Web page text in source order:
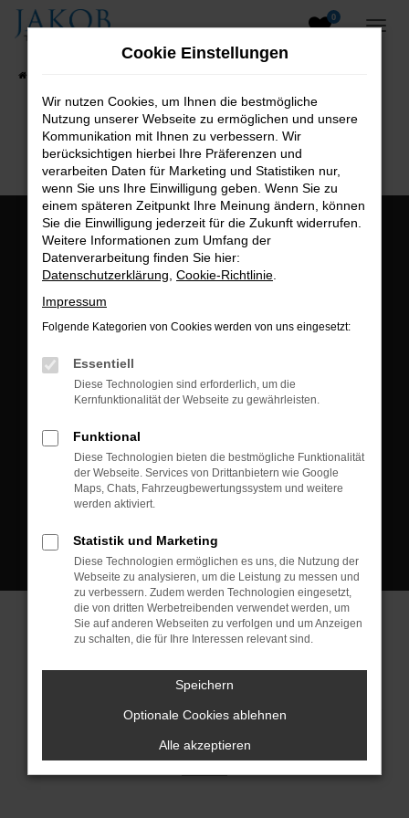
Zum
0
B2B-Shop
Öffnungszeiten:
Montag bis Freitag:
Postadresse:
Kontakt:
Tel.: +49 3745 760 90 20
Fax: +49 3745 760 90 21
Mail: fj@jakob-trading.com
Cookie Einstellungen
© 2026 Jakob Trading GmbH | Neustädter Straße 1 | DE-08223
Neustadt/Vogtland | fj@jakob-trading.com | Webdesign by audaris.de
Cookie Einstellungen
Wir nutzen Cookies, um Ihnen die bestmögliche
Nutzung unserer Webseite zu ermöglichen und unsere
Kommunikation mit Ihnen zu verbessern. Wir
berücksichtigen hierbei Ihre Präferenzen und
verarbeiten Daten für Marketing und Statistiken nur,
wenn Sie uns Ihre Einwilligung geben. Wenn Sie zu
einem späteren Zeitpunkt Ihre Meinung ändern, können
Sie die Einwilligung jederzeit für die Zukunft widerrufen.
Weitere Informationen zum Umfang der
Datenverarbeitung finden Sie hier:
Datenschutzerklärung Cookie-Richtlinie
Impressum
Folgende Kategorien von Cookies werden von uns eingesetzt:
Essentiell
Diese Technologien sind erforderlich, um die
Kernfunktionalität der Webseite zu gewährleisten.
Funktional
Diese Technologien bieten die bestmögliche Funktionalität
der Webseite. Services von Drittanbietern wie Google
Maps, Chats, Fahrzeugbewertungssystem und weitere
werden aktiviert.
Statistik und Marketing
Diese Technologien ermöglichen es uns, die Nutzung der
Webseite zu analysieren, um die Leistung zu messen und
zu verbessern. Zudem werden Technologien eingesetzt,
die von dritten Werbetreibenden verwendet werden, um
Sie auf anderen Webseiten zu verfolgen und um Anzeigen
zu schalten, die für Ihre Interessen relevant sind.
Speichern
Optionale Cookies ablehnen
Alle akzeptieren